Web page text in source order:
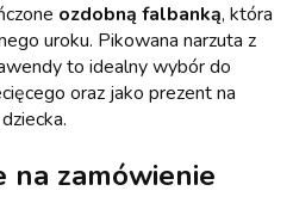
ozdobną falbanką, która
uroku. Pikowana narzuta z
to idealny wybór do
oraz jako prezent na
na zamówienie